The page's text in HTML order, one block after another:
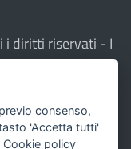
diritti riservati - I
di proprietà
UTENTI CON
italiana ad Alta
consenso,
'Accetta tutti'
Cookie policy